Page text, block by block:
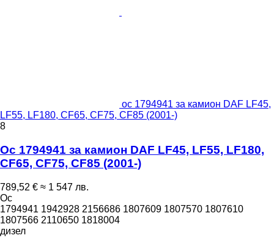
ос 1794941 за камион DAF LF45,
LF55, LF180, CF65, CF75, CF85 (2001-)
8
Ос 1794941 за камион DAF LF45, LF55, LF180,
CF65, CF75, CF85 (2001-)
789,52 € ≈ 1 547 лв.
Ос
1794941 1942928 2156686 1807609 1807570 1807610
1807566 2110650 1818004
дизел